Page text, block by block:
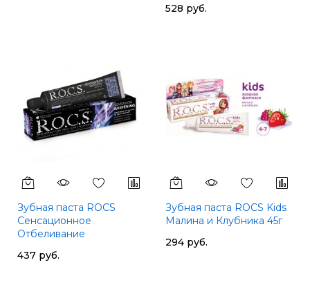
клубника
528 руб.
Зубная паста ROCS
Сенсационное
Отбеливание
437 руб.
Зубная паста ROCS Kids
Малина и Клубника 45г
294 руб.